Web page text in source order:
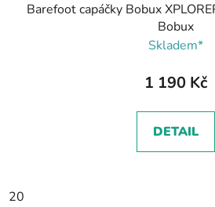
Barefoot capáčky Bobux
Bobux
Skladem*
1 190 Kč
DETAIL
20